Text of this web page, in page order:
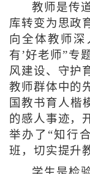
教师是传
库转变为思政
向全体教师深
有’好老师”专
风建设、守护
教师群体中的
国教书育人楷
的感人事迹，
举办了“知行
班，切实提升